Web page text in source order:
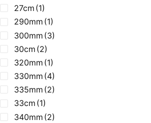
400mm
41,5cm(1)
425mm (2)
42cm (2)
43cm(1)
440mm (2)
450mm (1)
45cm (1)
47cm (1)
27cm (1)
290mm (1)
300mm (3)
30cm (2)
320mm (1)
330mm (4)
335mm (2)
33cm (1)
340mm (2)